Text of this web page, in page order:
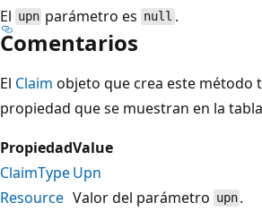
El upn parámetro es null .
Comentarios
El Claim objeto que crea este método
propiedad que se muestran en la
PropiedadValue
ClaimTypeUpn
Resource Valor del parámetro upn .